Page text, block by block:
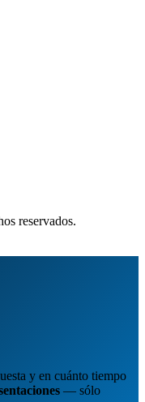
reservados.
y en cuánto tiempo
— sólo